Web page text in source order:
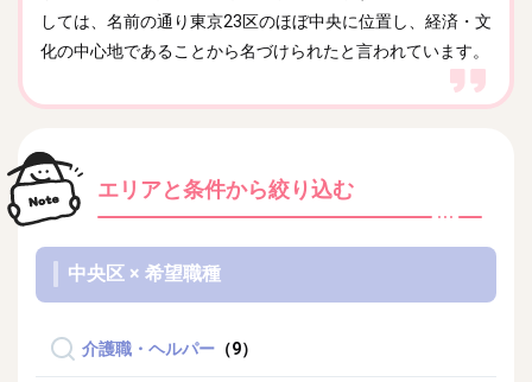
しては、名前の通り東京23区のほぼ中央に位置し、経済・文
化の中心地であることから名づけられたと言われています。
エリアと条件から絞り込む
中央区 × 希望職種
介護職・ヘルパー （9）